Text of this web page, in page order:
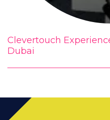
Clevertouch
Dubai